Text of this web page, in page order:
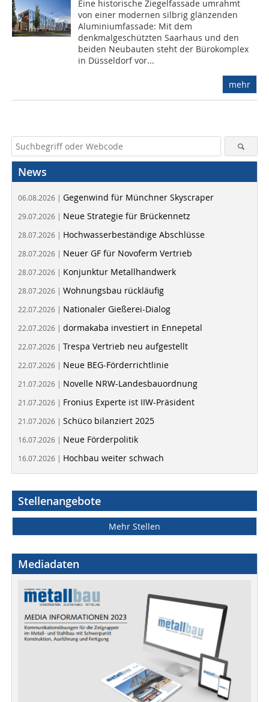
Eine historische Ziegelfassade umrahmt
von einer modernen silbrig glänzenden
Aluminiumfassade: Mit dem
denkmalgeschützten Saarhaus und den
beiden Neubauten steht der Bürokomplex
in Düsseldorf vor...
mehr
News
06.08.2026 | Gegenwind für Münchner Skyscraper
29.07.2026 | Neue Strategie für Brückennetz
28.07.2026 | Hochwasserbeständige Abschlüsse
28.07.2026 | Neuer GF für Novoferm Vertrieb
28.07.2026 | Konjunktur Metallhandwerk
28.07.2026 | Wohnungsbau rückläufig
22.07.2026 | Nationaler Gießerei-Dialog
22.07.2026 | dormakaba investiert in Ennepetal
22.07.2026 | Trespa Vertrieb neu aufgestellt
22.07.2026 | Neue BEG-Förderrichtlinie
21.07.2026 | Novelle NRW-Landesbauordnung
21.07.2026 | Fronius Experte ist IIW-Präsident
21.07.2026 | Schüco bilanziert 2025
16.07.2026 | Neue Förderpolitik
16.07.2026 | Hochbau weiter schwach
Stellenangebote
Mehr Stellen
Mediadaten